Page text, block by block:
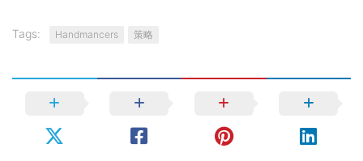
Tags: Handmancers 策略